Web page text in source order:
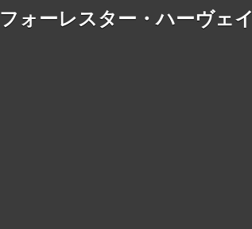
フォーレスター・ハーヴェイ